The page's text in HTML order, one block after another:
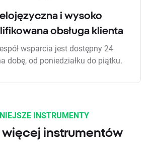
i wysoko
obsługa klienta
wsparcia jest dostępny 24
dobę, od poniedziałku do piątku.
INSTRUMENTY
instrumentów